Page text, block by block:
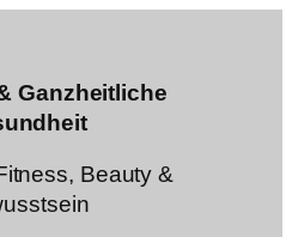
Ganzheitliche
Beauty &